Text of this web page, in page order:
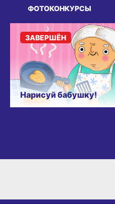
ФОТОКОНКУРСЫ
Нарисуй бабушку!
ЗАВЕРШЁН